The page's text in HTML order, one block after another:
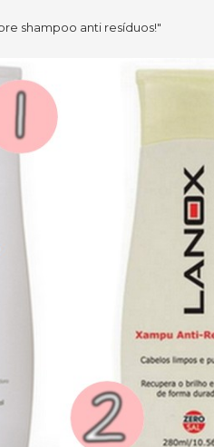
shampoo anti resíduos!"